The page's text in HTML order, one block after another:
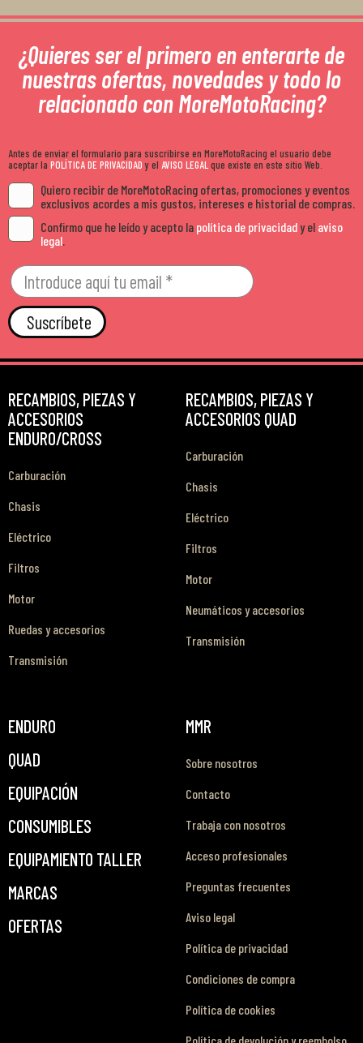
¿Quieres ser el primero en enterarte de
nuestras ofertas, novedades y todo lo
relacionado con MoreMotoRacing?
Antes de enviar el formulario para suscribirse en MoreMotoRacing el usuario debe
aceptar la POLÍTICA DE PRIVACIDADy el AVISO LEGALque existe en este sitio Web.
Quiero recibir de MoreMotoRacing ofertas, promociones y eventos
exclusivos acordes a mis gustos, intereses e historial de compras.
Confirmo que he leído y acepto la política de privacidady el aviso
legal.
Suscríbete
RECAMBIOS, PIEZAS Y
ACCESORIOS
ENDURO/CROSS
Carburación
Chasis
Eléctrico
Filtros
Motor
Ruedas y accesorios
Transmisión
RECAMBIOS, PIEZAS Y
ACCESORIOS QUAD
Carburación
Chasis
Eléctrico
Filtros
Motor
Neumáticos y accesorios
Transmisión
ENDURO
QUAD
EQUIPACIÓN
CONSUMIBLES
EQUIPAMIENTO TALLER
MARCAS
OFERTAS
MMR
Sobre nosotros
Contacto
Trabaja con nosotros
Acceso profesionales
Preguntas frecuentes
Aviso legal
Política de privacidad
Condiciones de compra
Política de cookies